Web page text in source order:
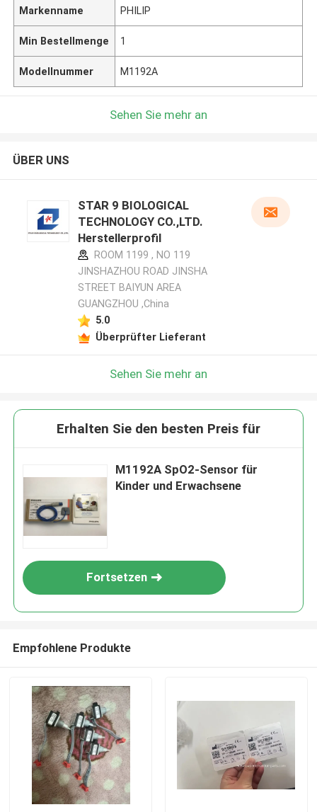
Markenname PHILIP
Min Bestellmenge 1
Modellnummer M1192A
Sehen Sie mehr an
ÜBER UNS
STAR 9 BIOLOGICAL
TECHNOLOGY CO.,LTD.
Herstellerprofil
ROOM 1199 , NO 119
JINSHAZHOU ROAD JINSHA
STREET BAIYUN AREA
GUANGZHOU ,China
5.0
Überprüfter Lieferant
Sehen Sie mehr an
Erhalten Sie den besten Preis für
M1192A SpO2-Sensor für
Kinder und Erwachsene
Fortsetzen
Empfohlene Produkte